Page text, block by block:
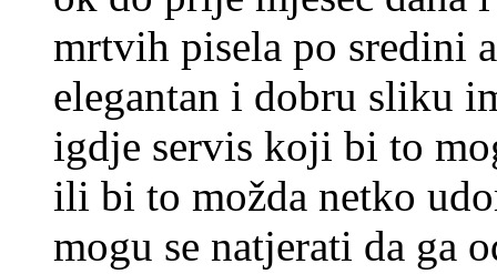
mrtvih pisela po sredini
elegantan i dobru sliku
igdje servis koji bi to
ili bi to možda netko
mogu se natjerati da ga